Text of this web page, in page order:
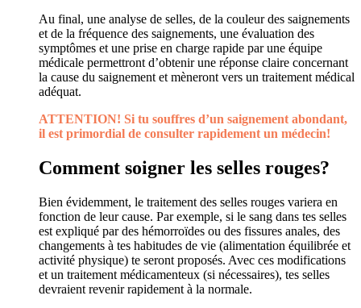
Au final, une analyse de selles, de la couleur des saignements
et de la fréquence des saignements, une évaluation des
symptômes et une prise en charge rapide par une équipe
médicale permettront d’obtenir une réponse claire concernant
la cause du saignement et mèneront vers un traitement médical
adéquat.
ATTENTION! Si tu souffres d’un saignement abondant,
il est primordial de consulter rapidement un médecin!
Comment soigner les selles rouges?
Bien évidemment, le traitement des selles rouges variera en
fonction de leur cause. Par exemple, si le sang dans tes selles
est expliqué par des hémorroïdes ou des fissures anales, des
changements à tes habitudes de vie (alimentation équilibrée et
activité physique) te seront proposés. Avec ces modifications
et un traitement médicamenteux (si nécessaires), tes selles
devraient revenir rapidement à la normale.